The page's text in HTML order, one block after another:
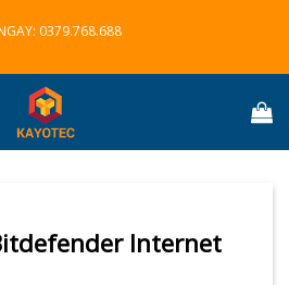
0379.768.688
Internet